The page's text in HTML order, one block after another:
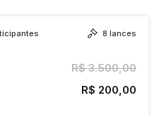
8 lances
R$ 3.500,00
R$ 200,00